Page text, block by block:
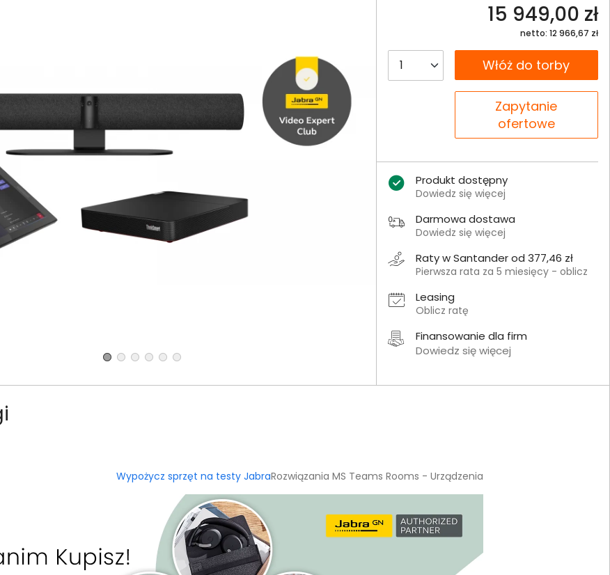
15 949,00 zł
netto: 12 966,67 zł
__B2C.PRODUCT.QUANTITY
__B2C.PRODUCT.QUANTITY
Włóż do torby
Zapytanie
ofertowe
Produkt dostępny
Dowiedz się więcej
Darmowa dostawa
Dowiedz się więcej
Raty w Santander od 377,46 zł
Pierwsza rata za 5 miesięcy - oblicz
Leasing
Oblicz ratę
Finansowanie dla firm
Dowiedz się więcej
Wypożycz sprzęt na testy JabraRozwiązania MS Teams Rooms - Urządzenia